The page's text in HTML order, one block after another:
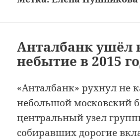
Анталбанк ушёл
небытие в 2015
«Анталбанк» рухнул не
небольшой московский
центральный узел
собиравших дорогие